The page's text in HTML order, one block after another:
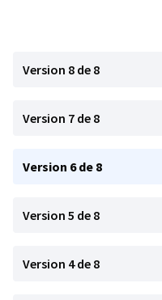
Version 8 de 8
Version 7 de 8
Version 6 de 8
Version 5 de 8
Version 4 de 8